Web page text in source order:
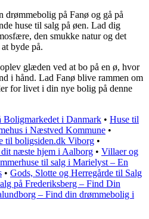
drømmebolig på Fanø og gå på
huse til salg på øen. Lad dig
den smukke natur og det
byde på.
glæden ved at bo på en ø, hvor
i hånd. Lad Fanø blive rammen om
for livet i din nye bolig på denne
i Danmark • Huse til
i Næstved Kommune •
til boligsiden.dk Viborg •
næste hjem i Aalborg • Villaer og
til salg i Marielyst – En
• Gods, Slotte og Herregårde til Salg
på Frederiksberg – Find Din
– Find din drømmebolig i